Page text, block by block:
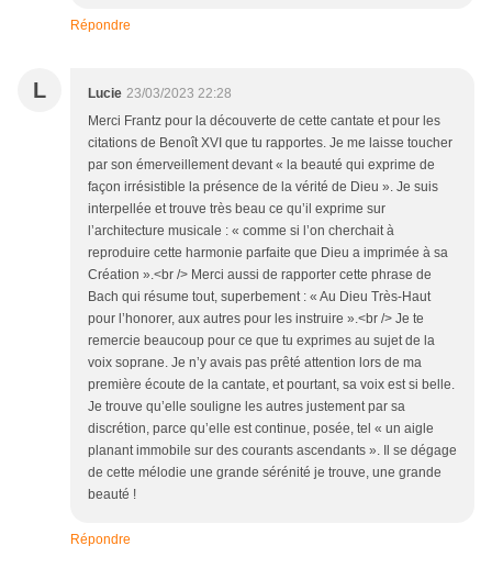
Répondre
L Lucie 23/03/2023 22:28
Merci Frantz pour la découverte de cette cantate et pour les
citations de Benoît XVI que tu rapportes. Je me laisse toucher
par son émerveillement devant « la beauté qui exprime de
façon irrésistible la présence de la vérité de Dieu ». Je suis
interpellée et trouve très beau ce qu’il exprime sur
l’architecture musicale : « comme si l’on cherchait à
reproduire cette harmonie parfaite que Dieu a imprimée à sa
Création ».<br /> Merci aussi de rapporter cette phrase de
Bach qui résume tout, superbement : « Au Dieu Très-Haut
pour l’honorer, aux autres pour les instruire ».<br /> Je te
remercie beaucoup pour ce que tu exprimes au sujet de la
voix soprane. Je n’y avais pas prêté attention lors de ma
première écoute de la cantate, et pourtant, sa voix est si belle.
Je trouve qu’elle souligne les autres justement par sa
discrétion, parce qu’elle est continue, posée, tel « un aigle
planant immobile sur des courants ascendants ». Il se dégage
de cette mélodie une grande sérénité je trouve, une grande
beauté !
Répondre